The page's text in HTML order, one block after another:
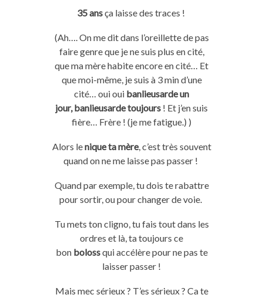
35 ansça laisse des traces !
(Ah….On me dit dans l’oreillette de pas
faire genre que je ne suis plus en cité,
que ma mère habite encore en cité… Et
que moi-même, je suis à 3 min d’une
cité… ouioui banlieusardeun
jour,banlieusardetoujours ! Et j’en suis
fière… Frère ! (jeme fatigue.) )
Alors leniqueta mère, c’est très souvent
quand on ne me laisse pas passer !
Quandpar exemple,tudois te rabattre
pour sortir, ou pour changer de voie.
Tumets toncligno,tufais tout dans les
ordres et là, ta toujours ce
bon bolossqui accélère pour ne pas te
laisser passer !
Mais mec sérieux ? T’es sérieux ? Ca te